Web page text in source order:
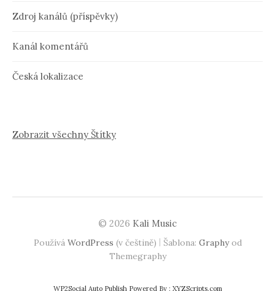
Zdroj kanálů (příspěvky)
Kanál komentářů
Česká lokalizace
Zobrazit všechny Štítky
© 2026 Kali Music
Používá WordPress (v češtině) | Šablona: Graphyod
Themegraphy
WP2Social Auto PublishPowered By : XYZScripts.com